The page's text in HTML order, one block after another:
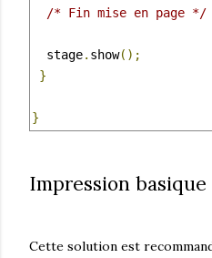
/* Fin mise en page */
  stage
. show();
}
}
Impression basique
Cette solution est